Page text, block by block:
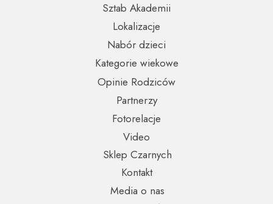
Partnerzy
Opinie Rodziców
Nabór dzieci
Sklep Czarnych
Video
Fotorelacje
Kontakt
Media o nas
Kategorie wiekowe
Lokalizacje
Sztab Akademii